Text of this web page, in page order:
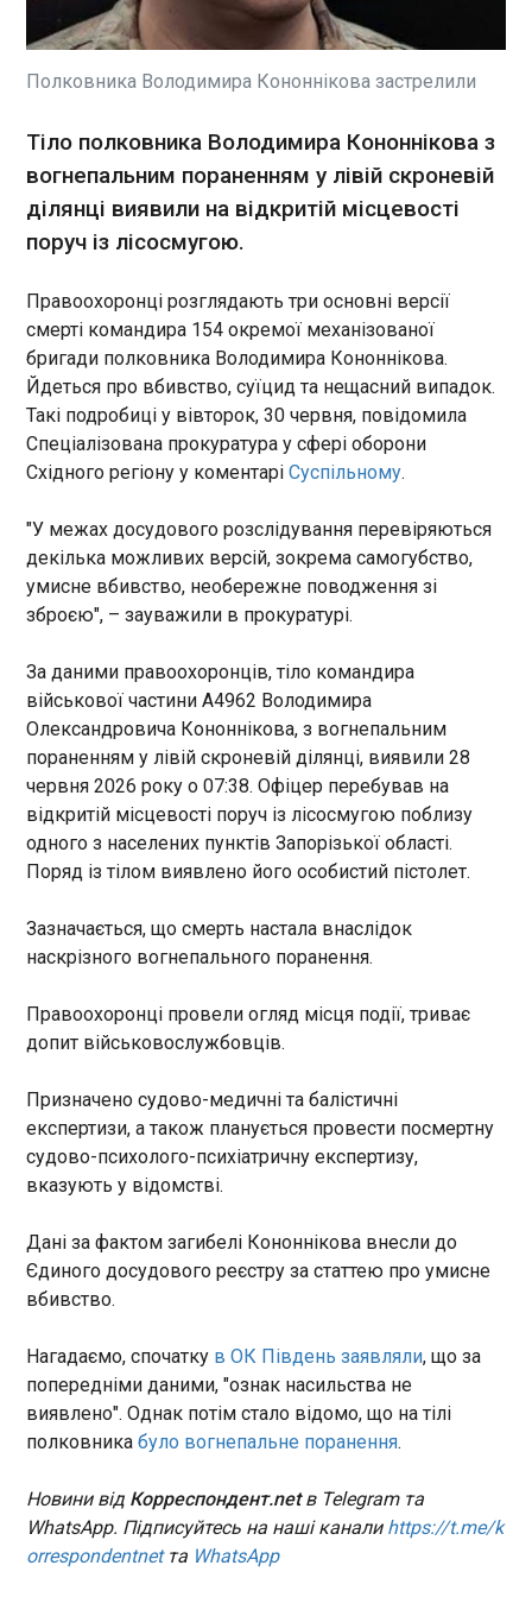
Сполучених Штатів Стівен
Віткофф та Джаред Кушнер
прибули до Катару для
між США та Іраном - але
жодної зустрічі з
дипломатами ісламської
республіки під час цього
візиту не передбачено.
ЧИТАТЬ
В Чехї теж хочуть позбавити Зеленського
ордена
03:24:41
Чеський рух SPD Свобода і пряма демократія ,
що входить до владної коаліції, хоче, щоб
президента України Володимира Зеленського,
за прикладом Польщі, позбавили найвищої
чеської державної нагороди - ордена Білого
Лева. Про це у вівторок, 30 червня, повідомило
видання ČESKÉ NOVINY .
ЧИТАТЬ
народженням визнаний незаконним
02:51:43
Верховний суд США визнав незаконним указ
президента Дональда Трампа про позбавлення
нелегальних мігрантів, народжених на території
країни. Про це у вівторок, 30 червня, повідомляє
BBC .
ЧИТАТЬ
У Німеччині розвідка б'є на сполох через
різке зростання кількості правих
екстремістів
Внутрішня розвідка
Німеччини заявила про
людей, які ідентифікують
себе як ультраправі
активісти. Минулоріч таких
700 громадян. Як пише BBC ,
лише за рік кількість
праворадикалів зросла на 8
тисяч. Так само більше стає у
Розвідка називає це
загрозою для національної
ЧИТАТЬ
Франція розгромила Швецію в 1/16 фіналу
Мундіалю, Мбаппе зрівнявся з Мессі
01:55:26
Збірна Франції з футболу
Швецію на стадії 1/16 фіналу
чемпіонату світу в поєдинку,
України, з усіх сил трималася
у першому таймі, щоб не
пропустити. Але їй це не
вдалося: під завісу тайму
рахунок.
Сирський назвав критерій перелому на
фронті
01:25:24
однак, про перелом ситуації наразі не йдеться.
Він настане тоді, коли ЗСУ почнуть звільняти
території по 20 км на добу. Про це
Полковника Володимира Кононнікова застрелили
Тіло полковника Володимира Кононнікова з
вогнепальним пораненням у лівій скроневій
ділянці виявили на відкритій місцевості
поруч із лісосмугою.
Правоохоронці розглядають три основні версії
смерті командира 154 окремої механізованої
бригади полковника Володимира Кононнікова.
Йдеться про вбивство, суїцид та нещасний випадок.
Такі подробиці у вівторок, 30 червня, повідомила
Спеціалізована прокуратура у сфері оборони
Східного регіону у коментаріСуспільному.
"У межах досудового розслідування перевіряються
декілька можливих версій, зокрема самогубство,
умисне вбивство, необережне поводження зі
зброєю", – зауважили в прокуратурі.
За даними правоохоронців, тіло командира
військової частини А4962 Володимира
Олександровича Кононнікова, з вогнепальним
пораненням у лівій скроневій ділянці, виявили 28
червня 2026 року о 07:38. Офіцер перебував на
відкритій місцевості поруч із лісосмугою поблизу
одного з населених пунктів Запорізької області.
Поряд із тілом виявлено його особистий пістолет.
Зазначається, що смерть настала внаслідок
наскрізного вогнепального поранення.
Правоохоронці провели огляд місця події, триває
допит військовослужбовців.
Призначено судово-медичні та балістичні
експертизи, а також планується провести посмертну
судово-психолого-психіатричну експертизу,
вказують у відомстві.
Дані за фактом загибелі Кононнікова внесли до
Єдиного досудового реєстру за статтею про умисне
вбивство.
Нагадаємо, спочатку в ОК Південь заявляли, що за
попередніми даними, "ознак насильства не
виявлено". Однак потім стало відомо, що на тілі
полковникабуло вогнепальне поранення.
Новини від Корреспондент.netв Telegram та
WhatsApp. Підписуйтесь на наші канали https://t.me/k
orrespondentnetта WhatsApp